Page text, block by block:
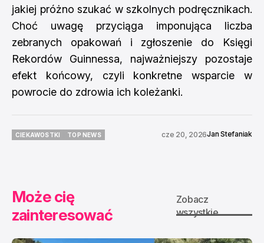
jakiej próżno szukać w szkolnych podręcznikach.
Choć uwagę przyciąga imponująca liczba
zebranych opakowań i zgłoszenie do Księgi
Rekordów Guinnessa, najważniejszy pozostaje
efekt końcowy, czyli konkretne wsparcie w
powrocie do zdrowia ich koleżanki.
CIEKAWOSTKI
TOP NEWS
cze 20, 2026Jan Stefaniak
Może cię
zainteresować
Zobacz
wszystkie